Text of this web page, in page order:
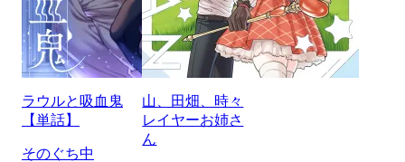
ラウルと吸血鬼
【単話】
そのぐち中
山、田畑、時々
レイヤーお姉さ
ん